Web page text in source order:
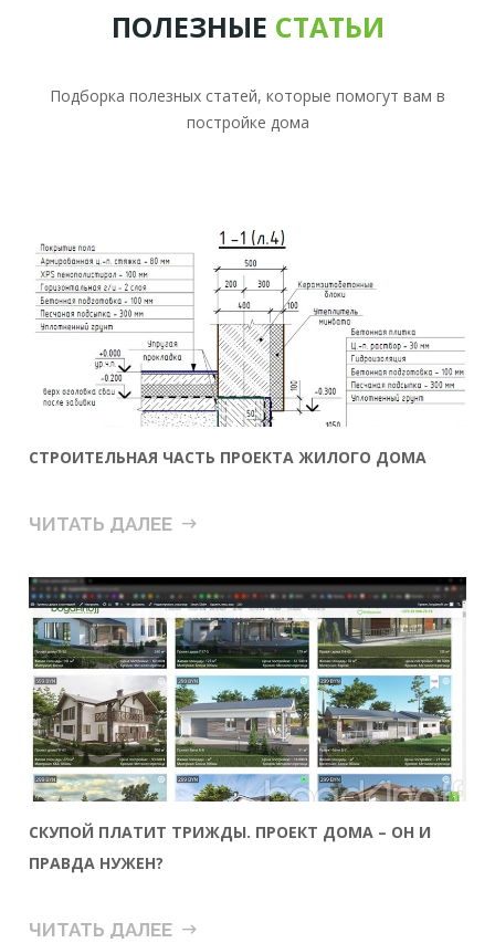
ПОЛЕЗНЫЕ СТАТЬИ
Подборка полезных статей, которые помогут вам в
постройке дома
СТРОИТЕЛЬНАЯ ЧАСТЬ ПРОЕКТА ЖИЛОГО ДОМА
ЧИТАТЬ ДАЛЕЕ
СКУПОЙ ПЛАТИТ ТРИЖДЫ. ПРОЕКТ ДОМА – ОН И
ПРАВДА НУЖЕН?
ЧИТАТЬ ДАЛЕЕ